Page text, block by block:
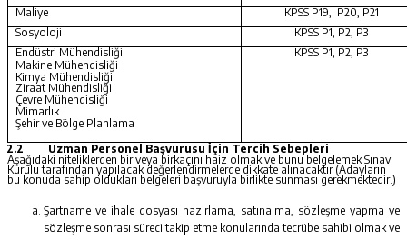
Maliye
KPSS P19, P20, P21
Sosyoloji
KPSS P1, P2, P3
Endüstri Mühendisliği
Makine Mühendisliği
Kimya Mühendisliği
Ziraat Mühendisliği
Çevre Mühendisliği
Mimarlık
Şehir ve Bölge Planlama
KPSS P1, P2, P3
2.2
Uzman Personel Başvurusu İçin Tercih Sebepleri
Aşağıdaki niteliklerden bir veya birkaçını haiz olmak ve bunu belgelemek Sınav
Kurulu tarafından yapılacak değerlendirmelerde dikkate alınacaktır (Adayların
bu konuda sahip oldukları belgeleri başvuruyla birlikte sunması gerekmektedir.)
Şartname ve ihale dosyası hazırlama, satınalma, sözleşme yapma ve
sözleşme sonrası süreci takip etme konularında tecrübe sahibi olmak ve